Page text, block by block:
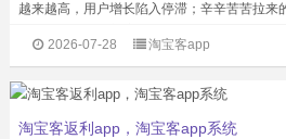
越来越高，用户增长陷入停滞；辛辛苦苦拉来
制死，想做差异化的激励活动根本无从下...
2026-07-28 淘宝客app
淘宝客返利app，淘宝客app系统